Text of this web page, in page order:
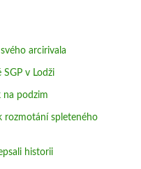
arcirivala
v Lodži
na podzim
rozmotání spleteného
historii